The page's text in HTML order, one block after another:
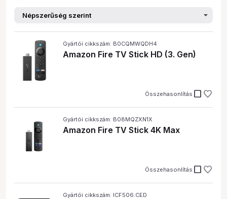
Gyártói cikkszám: B0CQMWQDH4
Amazon Fire TV Stick HD (3. Gen)
Összehasonlítás check_box_outline_blank
Gyártói cikkszám: B08MQZXN1X
Amazon Fire TV Stick 4K Max
Összehasonlítás check_box_outline_blank
Gyártói cikkszám: ICF506.CED